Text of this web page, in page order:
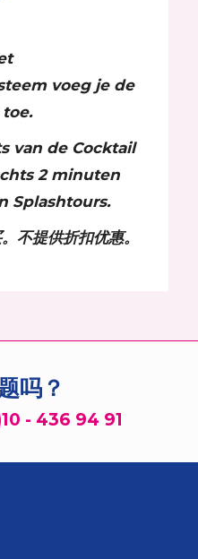
voeg je de
van de Cocktail
2 minuten
Splashtours.
不提供折扣优惠。
吗？
- 436 94 91